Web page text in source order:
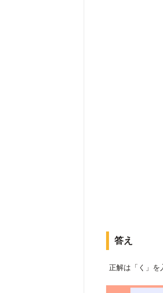
答え
正解は「く」を